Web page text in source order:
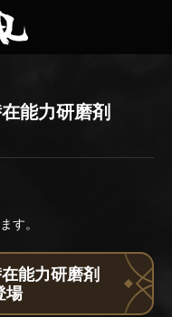
能力研磨剤
す。
能力研磨剤
場